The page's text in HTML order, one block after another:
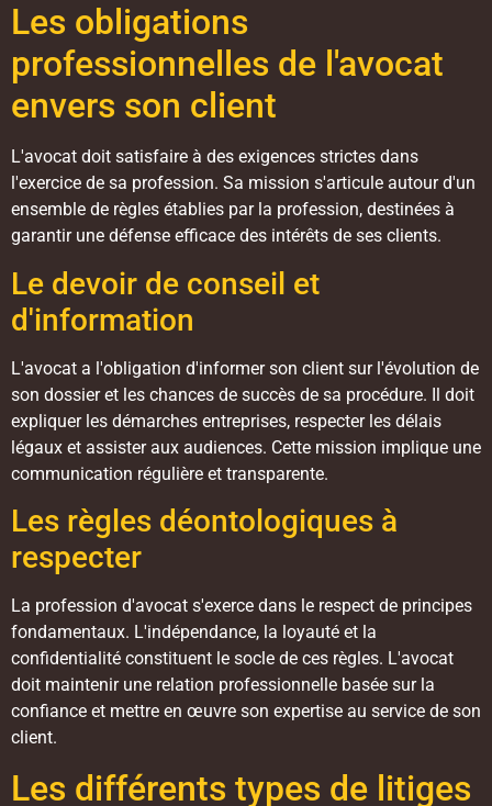
Les obligations
professionnelles de l'avocat
envers son client
L'avocat doit satisfaire à des exigences strictes dans
l'exercice de sa profession. Sa mission s'articule autour d'un
ensemble de règles établies par la profession, destinées à
garantir une défense efficace des intérêts de ses clients.
Le devoir de conseil et
d'information
L'avocat a l'obligation d'informer son client sur l'évolution de
son dossier et les chances de succès de sa procédure. Il doit
expliquer les démarches entreprises, respecter les délais
légaux et assister aux audiences. Cette mission implique une
communication régulière et transparente.
Les règles déontologiques à
respecter
La profession d'avocat s'exerce dans le respect de principes
fondamentaux. L'indépendance, la loyauté et la
confidentialité constituent le socle de ces règles. L'avocat
doit maintenir une relation professionnelle basée sur la
confiance et mettre en œuvre son expertise au service de son
client.
Les différents types de litiges